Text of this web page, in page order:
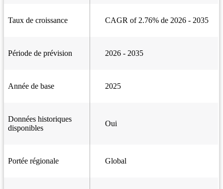
Taux de croissance CAGR of 2.76% de 2026 - 2035
Période de prévision 2026 - 2035
Année de base 2025
Données historiques
disponibles
Oui
Portée régionale Global